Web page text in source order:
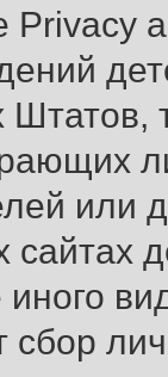
Privacy
или
сайтах
сбор